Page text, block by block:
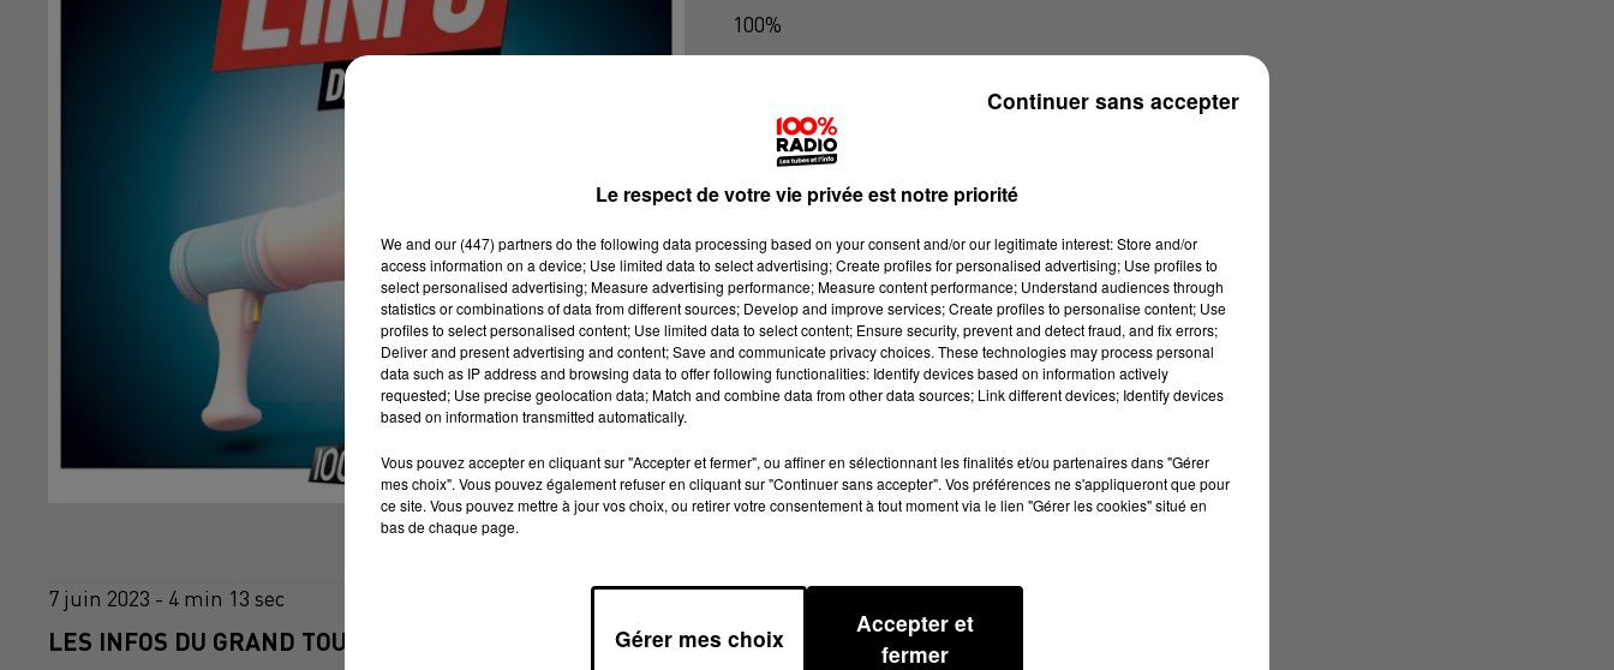
100%
7 juin 2023 - 4 min 13 sec
LES INFOS DU GRAND TOULOUSE DU 07/06/2023 À 07H30
Le respect de votre vie privée est notre priorité
We and our (447) partnersdo the following data processing based on your consent and/or our legitimate interest: Store and/or
access information on a device; Use limited data to select advertising; Create profiles for personalised advertising; Use profiles to
select personalised advertising; Measure advertising performance; Measure content performance; Understand audiences through
statistics or combinations of data from different sources; Develop and improve services; Create profiles to personalise content; Use
profiles to select personalised content; Use limited data to select content; Ensure security, prevent and detect fraud, and fix errors;
Deliver and present advertising and content; Save and communicate privacy choices. These technologies may process personal
data such as IP address and browsing data to offer following functionalities: Identify devices based on information actively
requested; Use precise geolocation data; Match and combine data from other data sources; Link different devices; Identify devices
based on information transmitted automatically.
Vous pouvez accepter en cliquant sur "Accepter et fermer", ou affiner en sélectionnant les finalités et/ou partenaires dans "Gérer
mes choix". Vous pouvez également refuser en cliquant sur "Continuer sans accepter". Vos préférences ne s'appliqueront que pour
ce site. Vous pouvez mettre à jour vos choix, ou retirer votre consentement à tout moment via le lien "Gérer les cookies" situé en
bas de chaque page.
Gérer mes choix
Accepter et
fermer
Continuer sans accepter